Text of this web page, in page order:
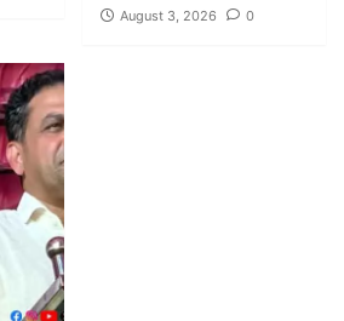
August 3, 2026 0